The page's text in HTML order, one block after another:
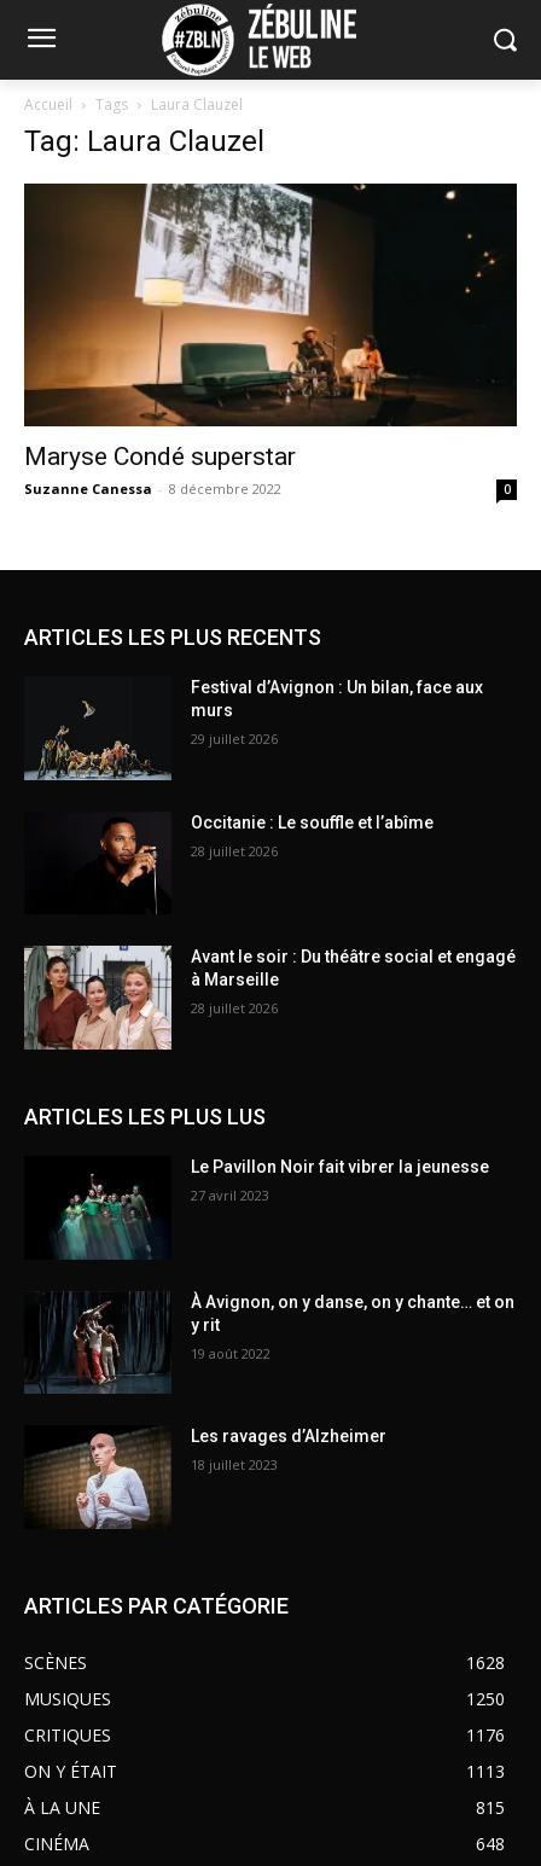
Accueil Tags Laura Clauzel
Tag: Laura Clauzel
Maryse Condé superstar
Suzanne Canessa - 8 décembre 2022 0
ARTICLES LES PLUS RECENTS
Festival d’Avignon : Un bilan, face aux
murs
29 juillet 2026
Occitanie : Le souffle et l’abîme
28 juillet 2026
Avant le soir : Du théâtre social et engagé
à Marseille
28 juillet 2026
ARTICLES LES PLUS LUS
Le Pavillon Noir fait vibrer la jeunesse
27 avril 2023
À Avignon, on y danse, on y chante… et on
y rit
19 août 2022
Les ravages d’Alzheimer
18 juillet 2023
ARTICLES PAR CATÉGORIE
SCÈNES
1628
MUSIQUES
1250
CRITIQUES
1176
ON Y ÉTAIT
1113
À LA UNE
815
CINÉMA
648